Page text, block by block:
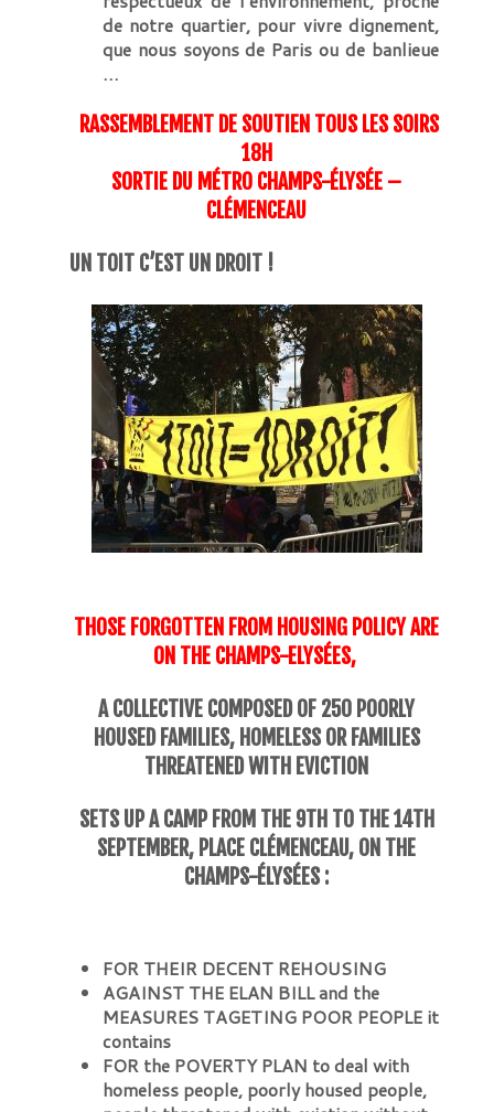
de notre quartier, pour vivre dignement,
que nous soyons de Paris ou de banlieue
…
RASSEMBLEMENT DE SOUTIEN TOUS LES SOIRS
18H
SORTIE DU MÉTRO CHAMPS-ÉLYSÉE –
CLÉMENCEAU
UN TOIT C’EST UN DROIT !
THOSE FORGOTTEN FROM HOUSING POLICY ARE
ON THE CHAMPS-ELYSÉES,
A COLLECTIVE COMPOSED OF 250 POORLY
HOUSED FAMILIES, HOMELESS OR FAMILIES
THREATENED WITH EVICTION
SETS UP A CAMP FROM THE 9TH TO THE 14TH
SEPTEMBER, PLACE CLÉMENCEAU, ON THE
CHAMPS-ÉLYSÉES :
FOR THEIR DECENT REHOUSING
AGAINST THE ELAN BILL and the
MEASURES TAGETING POOR PEOPLE it
contains
FOR the POVERTY PLAN to deal with
homeless people, poorly housed people,